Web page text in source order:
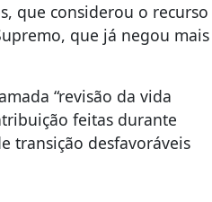
que considerou o recurso
que já negou mais
“revisão da vida
feitas durante
transição desfavoráveis